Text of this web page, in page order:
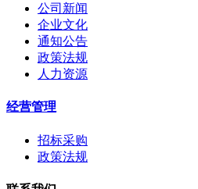
公司新闻
企业文化
通知公告
政策法规
人力资源
经营管理
招标采购
政策法规